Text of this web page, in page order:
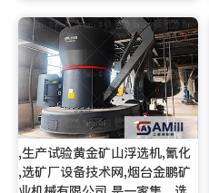
,生产试验黄金矿山浮选机,氰化
,选矿厂设备技术网,烟台金鹏矿